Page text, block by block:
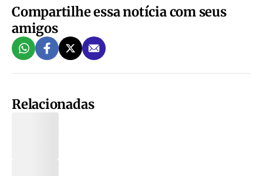
Compartilhe essa notícia com seus
amigos
Relacionadas